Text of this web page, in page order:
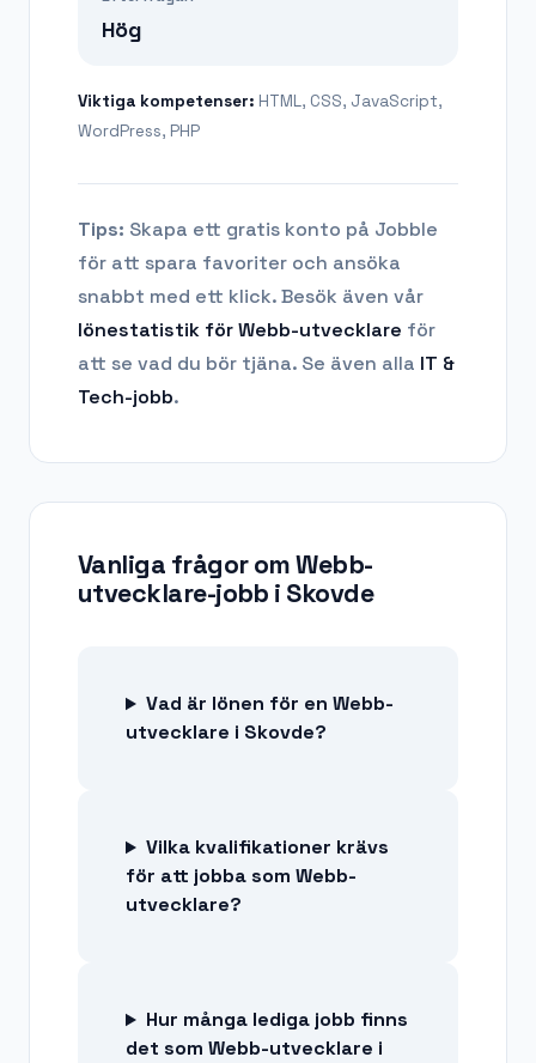
Hög
Viktiga kompetenser: HTML, CSS, JavaScript,
WordPress, PHP
Tips: Skapa ett gratis konto på Jobble
för att spara favoriter och ansöka
snabbt med ett klick. Besök även vår
lönestatistik förWebb-utvecklare för
att se vad du bör tjäna. Se även alla IT &
Tech-jobb.
Vanliga frågor omWebb-
utvecklare-jobb i Skovde
Vad är lönen för en Webb-
utvecklare i Skovde?
Vilka kvalifikationer krävs
för att jobba som Webb-
utvecklare?
Hur många lediga jobb finns
det som Webb-utvecklare i